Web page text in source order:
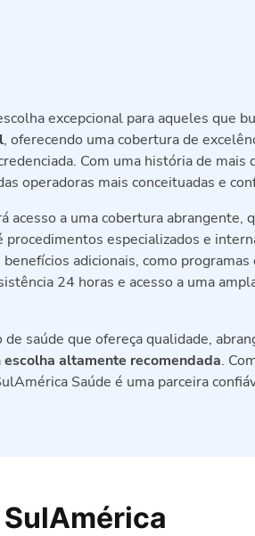
excepcional para aqueles que
, oferecendo uma cobertura de
Com uma história de mais
operadoras mais conceituadas e
a uma cobertura abrangente,
especializados e
adicionais, como programas
24 horas e acesso a uma
saúde que ofereça qualidade,
escolha altamente recomendada.
Saúde é uma parceira